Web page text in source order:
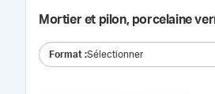
Mortier et pilon, porcelaine
Format :Sélectionner